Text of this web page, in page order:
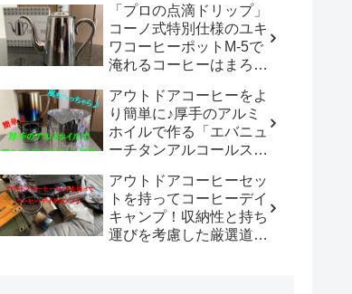
沸かしてコーヒーを楽し
む。
「プロの点滴ドリップ」
コーノ式特別仕様のユキ
ワコーヒーポットM-5で
淹れるコーヒーはまろや
アウトドアコーヒーをよ
り簡単に♪厚手のアルミ
ホイルで作る「エバニュ
ーチタンアルコールスト
手は既製品以上？？
アウトドアコーヒーセッ
トを持ってコーヒーデイ
キャンプ！収納性と持ち
運びを考慮した厳選道具